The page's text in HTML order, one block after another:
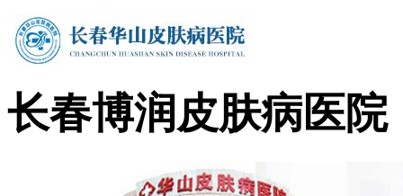
长春博润皮肤病医院